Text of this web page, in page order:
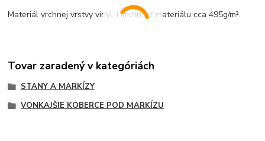
Materiál vrchnej vrstvy vinyl. Hmotnosť materiálu cca 495g/m².
Tovar zaradený v kategóriách
STANY A MARKÍZY
VONKAJŠIE KOBERCE POD MARKÍZU